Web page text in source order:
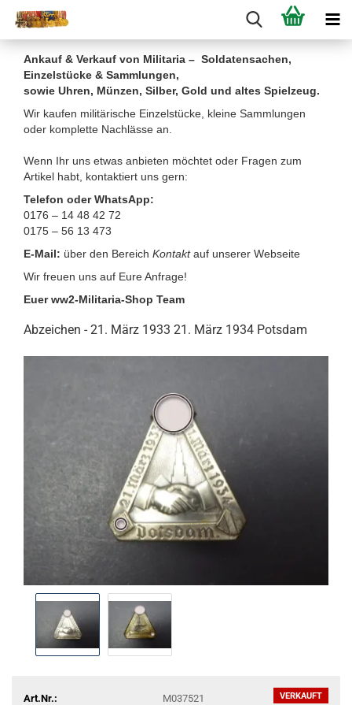
Ankauf & Verkauf von Militaria – Soldatensachen,
Einzelstücke & Sammlungen,
sowie Uhren, Münzen, Silber, Gold und altes Spielzeug.
Wir kaufen militärische Einzelstücke, kleine Sammlungen
oder komplette Nachlässe an.
Wenn Ihr uns etwas anbieten möchtet oder Fragen zum
Artikel habt, kontaktiert uns gern:
Telefon oder WhatsApp:
0176 – 14 48 42 72
0175 – 56 13 473
E-Mail: über den Bereich Kontakt auf unserer Webseite
Wir freuen uns auf Eure Anfrage!
Euer ww2-Militaria-Shop Team
Abzeichen - 21. März 1933 21. März 1934 Potsdam
VERKAUFT
Art.Nr.:
M037521